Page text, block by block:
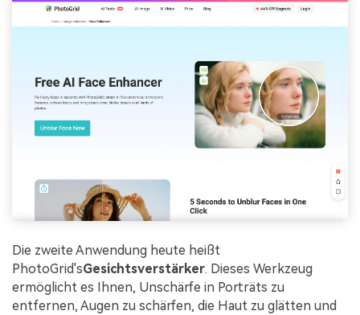
Die zweite Anwendung heute heißt
PhotoGrid'sGesichtsverstärker. Dieses Werkzeug
ermöglicht es Ihnen, Unschärfe in Porträts zu
entfernen, Augen zu schärfen, die Haut zu glätten und